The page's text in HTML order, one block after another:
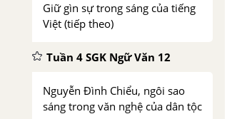
Giữ gìn sự trong sáng của tiếng
Việt (tiếp theo)
Tuần 4 SGK Ngữ Văn 12
Nguyễn Đình Chiểu, ngôi sao
sáng trong văn nghệ của dân tộc